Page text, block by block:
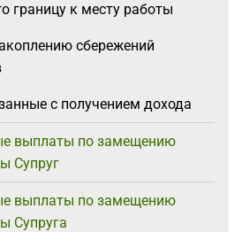
границу к месту работы
сбережений
с получением дохода
выплаты по замещению
Супруг
выплаты по замещению
Супруга